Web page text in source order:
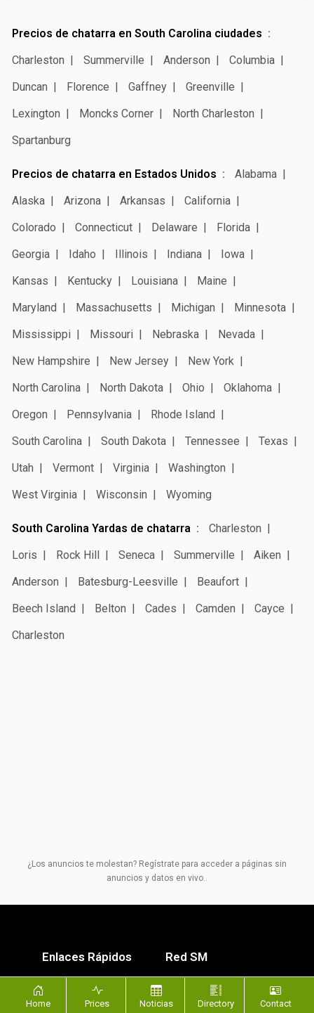
Precios de chatarra en South Carolina ciudades
Charleston
Summerville Anderson
Columbia
Duncan
Florence Gaffney
Greenville
Lexington
Moncks Corner
North Charleston
Spartanburg
Precios de chatarra en Estados Unidos
Alabama
Alaska
Arizona Arkansas
California
Colorado
Connecticut Delaware
Florida
Georgia
Idaho Illinois Indiana
Iowa
Kansas
Kentucky Louisiana
Maine
Maryland
Massachusetts Michigan
Minnesota
Mississippi
Missouri Nebraska
Nevada
New Hampshire
New Jersey
New York
North Carolina
North Dakota Ohio
Oklahoma
Oregon
Pennsylvania
Rhode Island
South Carolina
South Dakota Tennessee
Texas
Utah
Vermont Virginia
Washington
West Virginia
Wisconsin Wyoming
South Carolina Yardas de chatarra
Charleston
Loris
Rock Hill Seneca Summerville
Aiken
Anderson
Batesburg-Leesville
Beaufort
Beech Island
Belton Cades Camden
Cayce
Charleston
¿Los anuncios te molestan? Regístrate para acceder a páginas sin
anuncios y datos en vivo..
Enlaces Rápidos
Todos los derechos
reservados
Red SM
ScrapMonster
Home Prices Noticias Directory Contact